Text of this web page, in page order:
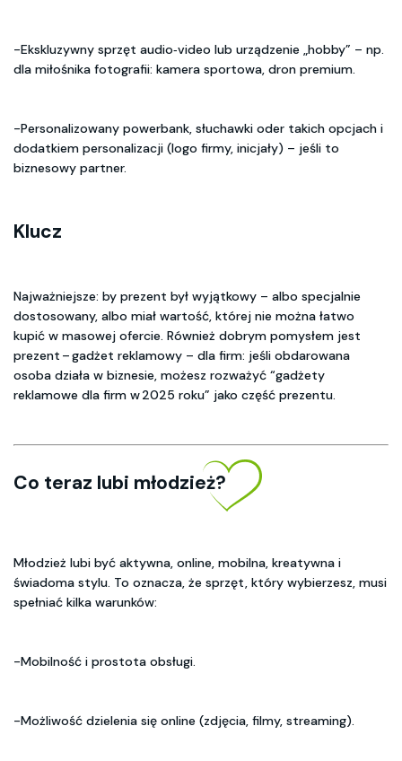
-Ekskluzywny sprzęt audio‑video lub urządzenie „hobby” – np.
dla miłośnika fotografii: kamera sportowa, dron premium.
-Personalizowany powerbank, słuchawki oder takich opcjach i
dodatkiem personalizacji (logo firmy, inicjały) – jeśli to
biznesowy partner.
Klucz
Najważniejsze: by prezent był wyjątkowy – albo specjalnie
dostosowany, albo miał wartość, której nie można łatwo
kupić w masowej ofercie. Również dobrym pomysłem jest
prezent – gadżet reklamowy – dla firm: jeśli obdarowana
osoba działa w biznesie, możesz rozważyć “gadżety
reklamowe dla firm w 2025 roku” jako część prezentu.
Co teraz lubi młodzież?
Młodzież lubi być aktywna, online, mobilna, kreatywna i
świadoma stylu. To oznacza, że sprzęt, który wybierzesz, musi
spełniać kilka warunków:
-Mobilność i prostota obsługi.
-Możliwość dzielenia się online (zdjęcia, filmy, streaming).